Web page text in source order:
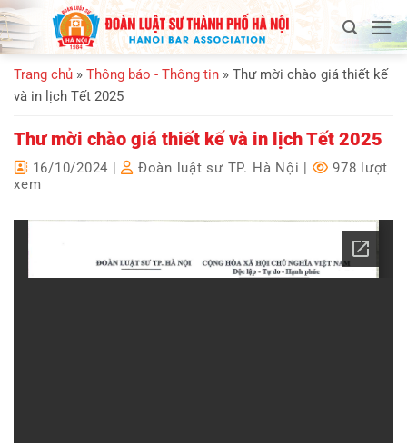
Bỏ
qua
nội
dung
Trang chủ » Thông báo - Thông tin » Thư mời chào giá thiết kế
và in lịch Tết 2025
Thư mời chào giá thiết kế và in lịch Tết 2025
16/10/2024 | Đoàn luật sư TP. Hà Nội |
978 lượt
xem